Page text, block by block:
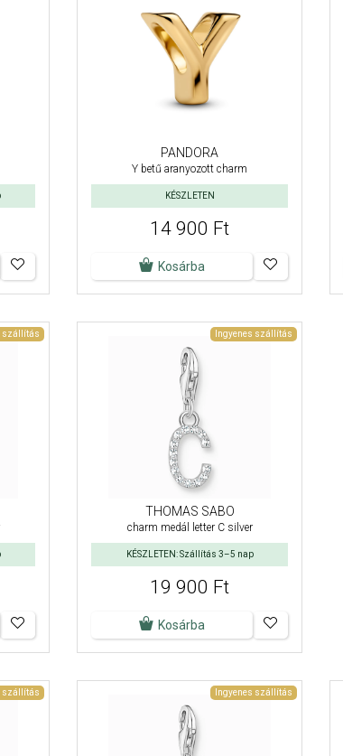
PANDORA
Y betű aranyozott charm
KÉSZLETEN
14 900 Ft
Kosárba
szállítás Ingyenes szállítás
THOMAS SABO
charm medál letter C silver
KÉSZLETEN: Szállítás 3–5 nap
19 900 Ft
Kosárba
szállítás Ingyenes szállítás